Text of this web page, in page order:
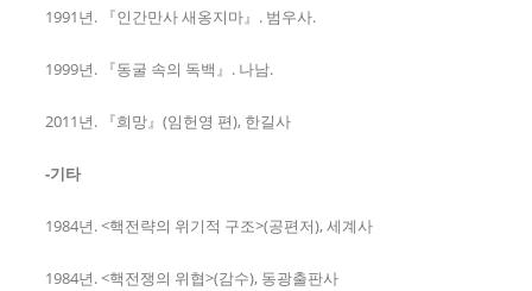
1991년. 『인간만사 새옹지마』. 범우사.
1999년. 『동굴 속의 독백』. 나남.
2011년. 『희망』(임헌영 편), 한길사
-기타
1984년. <핵전략의 위기적 구조>(공편저), 세계사
1984년. <핵전쟁의 위협>(감수), 동광출판사